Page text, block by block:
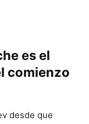
es el
comienzo
desde que